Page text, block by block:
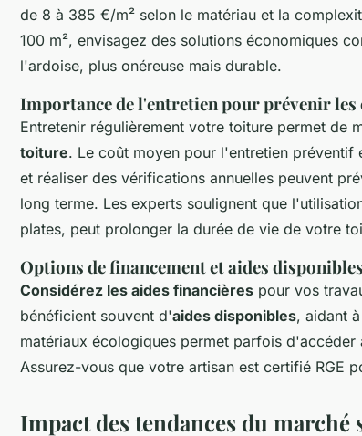
de 8 à 385 €/m² selon le matériau et la
100 m², envisagez des solutions économiques
l'ardoise, plus onéreuse mais durable.
Importance de l'entretien pour prévenir
Entretenir régulièrement votre toiture permet de
toiture. Le coût moyen pour l'entretien préventif
et réaliser des vérifications annuelles peuvent
long terme. Les experts soulignent que
plates, peut prolonger la durée de vie de votre
Options de financement et aides disponibles
Considérez les aides financières pour vos
bénéficient souvent d'aides disponibles, aidant
matériaux écologiques permet parfois d'accéder
Assurez-vous que votre artisan est certifié RGE
Impact des tendances du